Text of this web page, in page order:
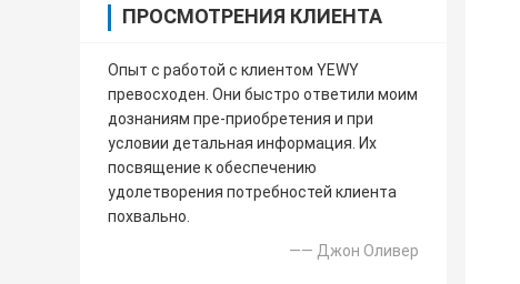
ПРОСМОТРЕНИЯ КЛИЕНТА
Опыт с работой с клиентом YEWY
превосходен. Они быстро ответили моим
дознаниям пре-приобретения и при
условии детальная информация. Их
посвящение к обеспечению
удолетворения потребностей клиента
похвально.
—— Джон Оливер